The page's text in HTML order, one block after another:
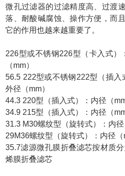
微孔过滤器的过滤精度高、过渡
落、耐酸碱腐蚀、操作方便，而
它的作用也越来越重要了。
226型或不锈钢226型（卡入式）
（mm）
56.5 222型或不锈钢222型（插入
外径（mm）
44.3 220型（插入式）：内径（
34.9 215型（插入式）：内径（
31.3 M30螺纹型（旋转式）：内径
29M36螺纹型（旋转式）：内径（
35.7滤源微孔膜折叠滤芯按材质
烯膜折叠滤芯
B、